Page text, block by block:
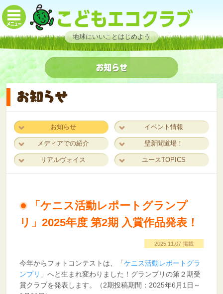
地球にいいことはじめよう
お知らせ イベント情報
メディアでの紹介 壁新聞道場！
リアルヴォイス ユースTOPICS
「ケニス活動レポートグランプ
リ」2025年度 第2期 入賞作品発表！
2025.11.07 掲載
今年からフォトコンテストは、「 ケニス活動レポートグラ
ンプリ 」へと生まれ変わりました！グランプリの第２期受
賞クラブを発表します。（2期投稿期間：2025年6月1日～